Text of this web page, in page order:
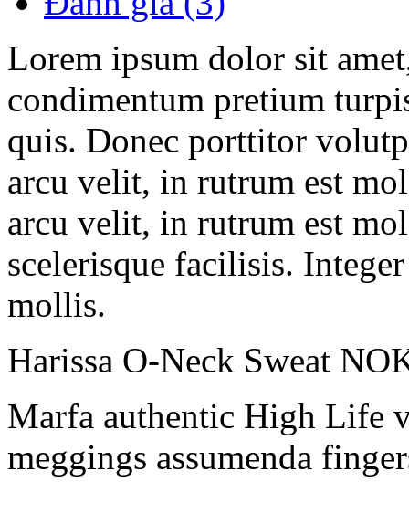
Lorem ipsum dolor sit
condimentum pretium
quis. Donec porttitor
arcu velit, in rutrum est
arcu velit, in rutrum est
scelerisque facilisis.
mollis.
Harissa O-Neck Sweat
Marfa authentic High Life
meggings assumenda